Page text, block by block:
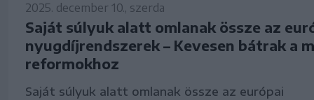
2025. december 10., szerda
Saját súlyuk alatt omlanak össze az
nyugdíjrendszerek – Kevesen bátrak a
reformokhoz
Saját súlyuk alatt omlanak össze az európai